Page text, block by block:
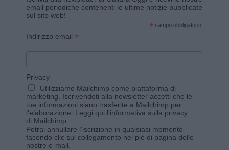
email periodiche contenenti le ultime notizie pubblicate
sul sito web!
* campo obbligatorio
Indirizzo email *
Privacy
Utilizziamo Mailchimp come piattaforma di
marketing. Iscrivendoti alla newsletter accetti che le
tue informazioni siano trasferite a Mailchimp per
l'elaborazione. Leggi qui l'informativa sulla privacy
di Mailchimp
Potrai annullare l'iscrizione in qualsiasi momento
facendo clic sul collegamento nel piè di pagina delle
nostre e-mail.